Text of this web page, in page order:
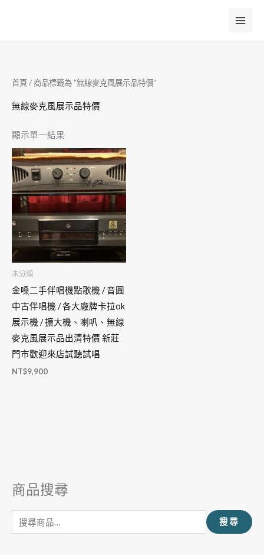
主
首頁/ 商品標籤為 “無線麥克風展示品特價”
無線麥克風展示品特價
顯示單一結果
未分類
金嗓二手伴唱機點歌機 / 音圓
中古伴唱機 / 各大廠牌卡拉ok
展示機 / 擴大機、喇叭、無線
麥克風展示品出清特價 新莊
門市歡迎來店試聽試唱
NT$9,900
商品搜尋
搜
關
搜尋